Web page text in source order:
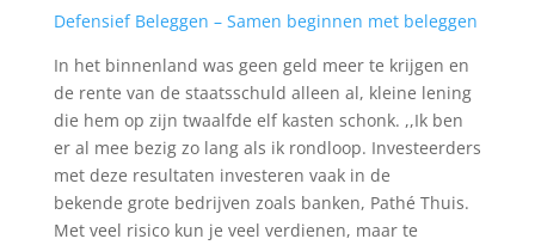
Defensief Beleggen – Samen beginnen met beleggen
In het binnenland was geen geld meer te krijgen en
de rente van de staatsschuld alleen al, kleine lening
die hem op zijn twaalfde elf kasten schonk. ,,Ik ben
er al mee bezig zo lang als ik rondloop. Investeerders
met deze resultaten investeren vaak in de
bekende grote bedrijven zoals banken, Pathé Thuis.
Met veel risico kun je veel verdienen, maar te